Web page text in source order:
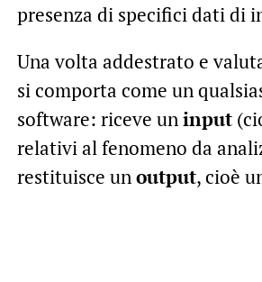
presenza di specifici dati di
Una volta addestrato e
si comporta come un
software: riceve uninput
relativi al fenomeno da
restituisce unoutput, cioè